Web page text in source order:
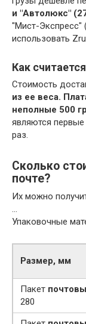
и "Автолюкс"
"Мист-Экспресс"
использовать
Как
Стоимость
из ее веса.
неполные 500
являются
раз.
Сколько
почте?
Их можно
…
Упаковочные
Размер, мм
Пакет
280